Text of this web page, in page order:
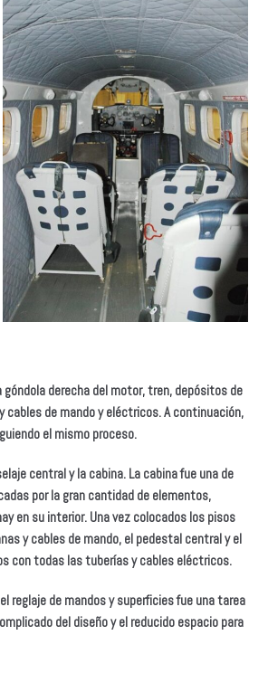
góndola derecha del motor, tren, depósitos de
cables de mando y eléctricos. A continuación,
el mismo proceso.
central y la cabina. La cabina fue una de
por la gran cantidad de elementos,
en su interior. Una vez colocados los pisos
y cables de mando, el pedestal central y el
con todas las tuberías y cables eléctricos.
reglaje de mandos y superficies fue una tarea
del diseño y el reducido espacio para